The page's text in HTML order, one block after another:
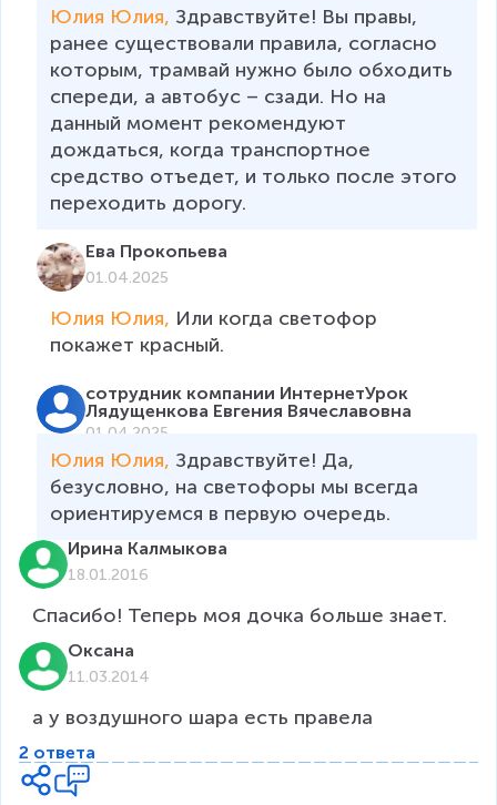
Юлия Юлия, Здравствуйте! Вы правы,
ранее существовали правила, согласно
которым, трамвай нужно было обходить
спереди, а автобус – сзади. Но на
данный момент рекомендуют
дождаться, когда транспортное
средство отъедет, и только после этого
переходить дорогу.
Ева Прокопьева
01.04.2025
Юлия Юлия, Или когда светофор
покажет красный.
сотрудник компании ИнтернетУрок
Лядущенкова Евгения Вячеславовна
01.04.2025
Юлия Юлия, Здравствуйте! Да,
безусловно, на светофоры мы всегда
ориентируемся в первую очередь.
Ирина Калмыкова
18.01.2016
Спасибо! Теперь моя дочка больше знает.
Оксана
11.03.2014
а у воздушного шара есть правела
2 ответа